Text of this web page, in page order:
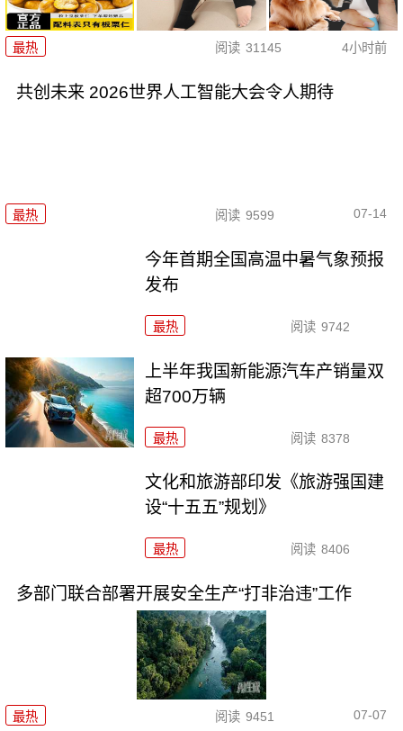
最热 阅读 31145 4小时前
共创未来 2026世界人工智能大会令人期待
最热 阅读 9599 07-14
今年首期全国高温中暑气象预报
发布
最热 阅读 9742
上半年我国新能源汽车产销量双
超700万辆
最热 阅读 8378
文化和旅游部印发《旅游强国建
设“十五五”规划》
最热 阅读 8406
多部门联合部署开展安全生产“打非治违”工作
最热 阅读 9451 07-07